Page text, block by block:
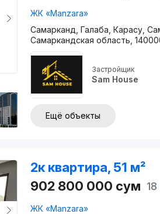
ЖК «Manzara»
Самарканд, Галаба, Карасу,
Самаркандская область,
Застройщик
Sam House
Ещё объекты
2к квартира, 51 м²
902 800 000 сум
ЖК «Manzara»